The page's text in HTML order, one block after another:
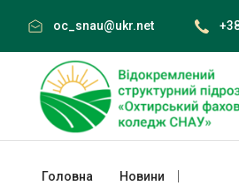
content
oc_snau@ukr.net
Головна Новини